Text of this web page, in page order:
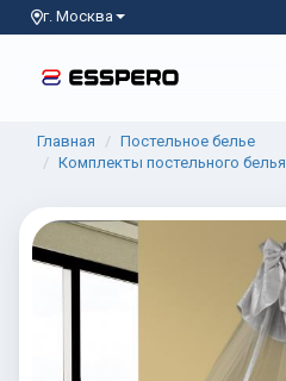
г. Москва
Главная
Постельное белье
Комплекты постельного белья